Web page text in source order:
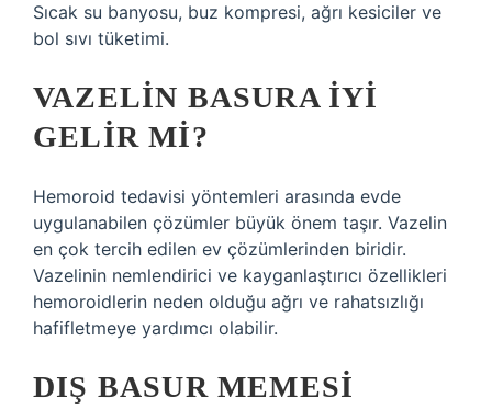
Sıcak su banyosu, buz kompresi, ağrı kesiciler ve
bol sıvı tüketimi.
VAZELIN BASURA IYI
GELIR MI?
Hemoroid tedavisi yöntemleri arasında evde
uygulanabilen çözümler büyük önem taşır. Vazelin
en çok tercih edilen ev çözümlerinden biridir.
Vazelinin nemlendirici ve kayganlaştırıcı özellikleri
hemoroidlerin neden olduğu ağrı ve rahatsızlığı
hafifletmeye yardımcı olabilir.
DIŞ BASUR MEMESI